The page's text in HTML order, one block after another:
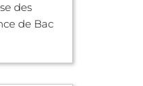
des
de Bac